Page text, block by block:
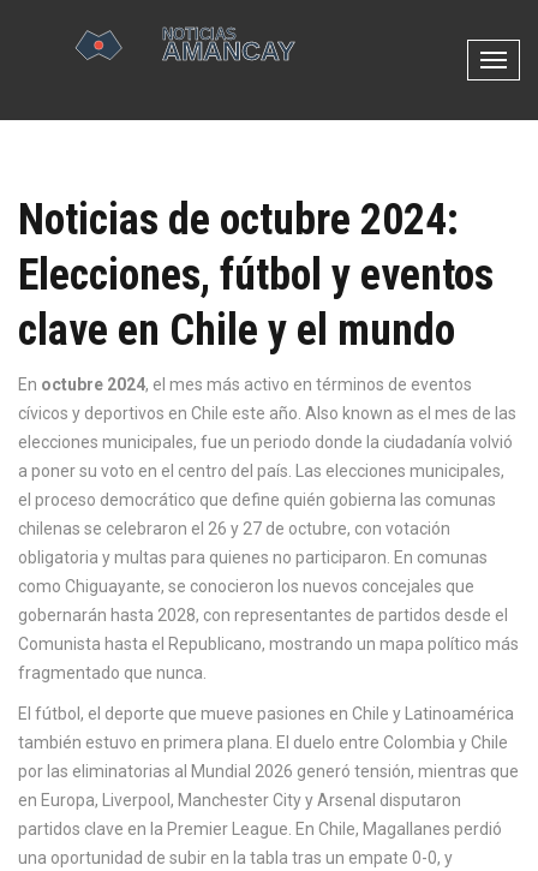
N
v
p
a
l
a
Noticias de octubre 2024:
Elecciones, fútbol y eventos
clave en Chile y el mundo
En octubre 2024, el mes más activo en términos de eventos
cívicos y deportivos en Chile este año . Also known as el mes de las
elecciones municipales, fue un periodo donde la ciudadanía volvió
a poner su voto en el centro del país.
Las elecciones municipales,
el proceso democrático que define quién gobierna las comunas
chilenas se celebraron el 26 y 27 de octubre, con votación
obligatoria y multas para quienes no participaron. En comunas
como Chiguayante, se conocieron los nuevos concejales que
gobernarán hasta 2028, con representantes de partidos desde el
Comunista hasta el Republicano, mostrando un mapa político más
fragmentado que nunca.
El fútbol , el deporte que mueve pasiones en Chile y Latinoamérica
también estuvo en primera plana. El duelo entre Colombia y Chile
por las eliminatorias al Mundial 2026 generó tensión, mientras que
en Europa, Liverpool, Manchester City y Arsenal disputaron
partidos clave en la Premier League. En Chile, Magallanes perdió
una oportunidad de subir en la tabla tras un empate 0-0, y